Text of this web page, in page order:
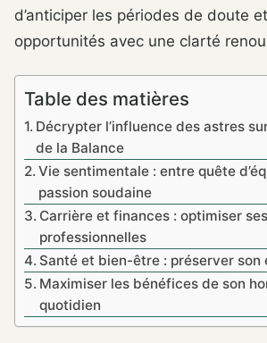
d’anticiper les périodes de doute
opportunités avec une clarté
Table des matières
Décrypter l’influence des astres
de la Balance
Vie sentimentale : entre quête
passion soudaine
Carrière et finances : optimiser
professionnelles
Santé et bien-être : préserver son
Maximiser les bénéfices de son
quotidien